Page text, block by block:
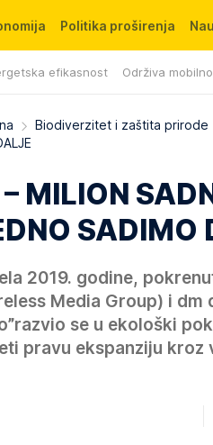
Politika proširenja
efikasnost Održiva
Biodiverzitet i zaštita prirode
MILION
SADIMO
2019. godine,
Media Group) i dm
se u ekološki
pravu ekspanziju kroz